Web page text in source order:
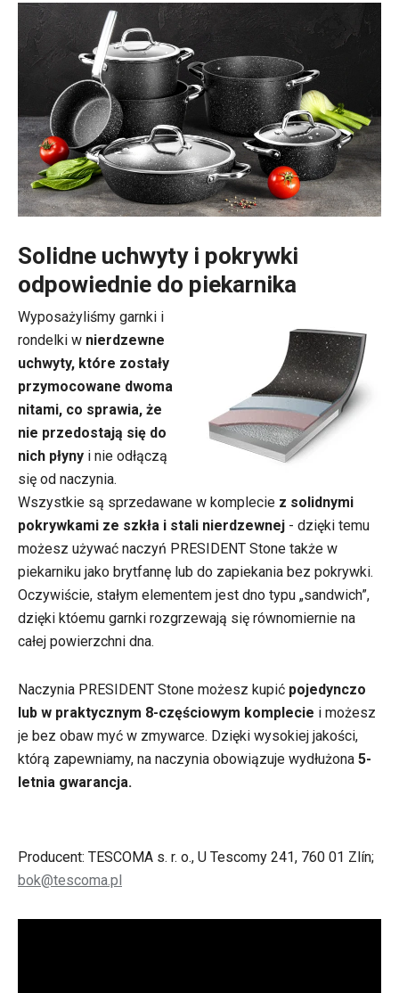
Solidne uchwyty i pokrywki
odpowiednie do piekarnika
Wyposażyliśmy garnki i
rondelki w nierdzewne
uchwyty, które zostały
przymocowane dwoma
nitami, co sprawia, że
nie przedostają się do
nich płyny i nie odłączą
się od naczynia.
Wszystkie są sprzedawane w komplecie z solidnymi
pokrywkami ze szkła i stali nierdzewnej - dzięki temu
możesz używać naczyń PRESIDENT Stone także w
piekarniku jako brytfannę lub do zapiekania bez pokrywki.
Oczywiście, stałym elementem jest dno typu „sandwich”,
dzięki któemu garnki rozgrzewają się równomiernie na
całej powierzchni dna.
Naczynia PRESIDENT Stone możesz kupić pojedynczo
lub w praktycznym 8-częściowym komplecie i możesz
je bez obaw myć w zmywarce. Dzięki wysokiej jakości,
którą zapewniamy, na naczynia obowiązuje wydłużona 5-
letnia gwarancja.
Producent: TESCOMA s. r. o., U Tescomy 241, 760 01 Zlín;
bok@tescoma.pl